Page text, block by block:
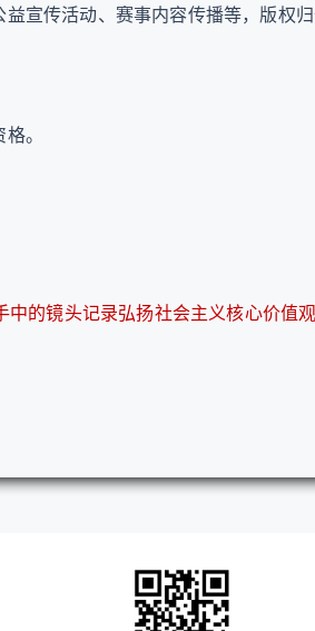
宣传活动、赛事内容传播等，版权
。
的镜头记录弘扬社会主义核心价值